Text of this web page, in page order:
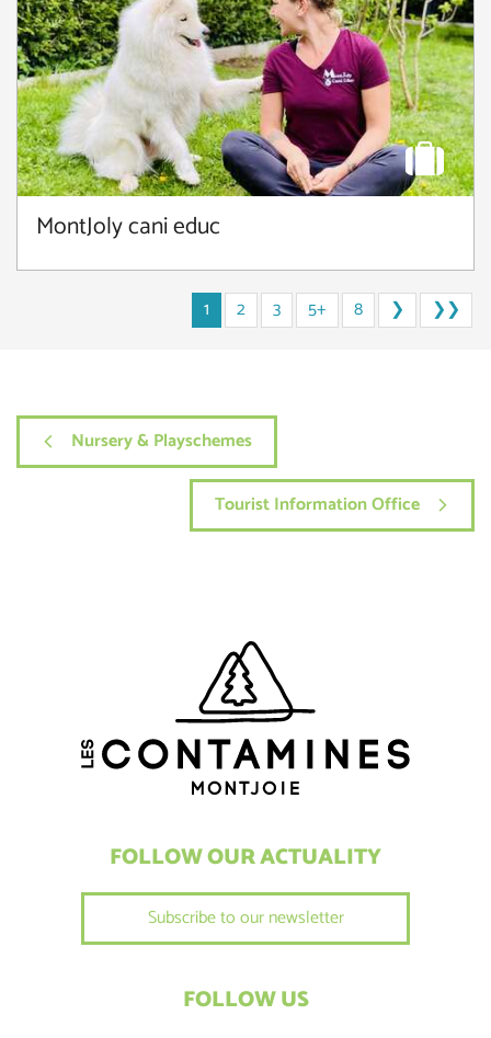
MontJoly cani educ
1 2 3 5+ 8 ❯ ❯❯
Nursery & Playschemes
Tourist Information Office
FOLLOW OUR ACTUALITY
Subscribe to our newsletter
FOLLOW US